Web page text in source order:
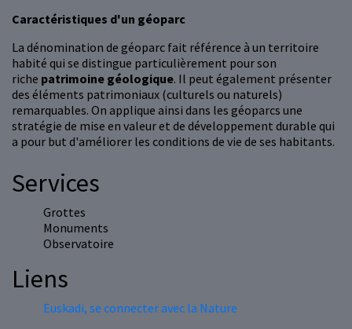
Caractéristiques d'un géoparc
La dénomination de géoparc fait référence à un territoire
habité qui se distingue particulièrement pour son
riche patrimoine géologique. Il peut également présenter
des éléments patrimoniaux (culturels ou naturels)
remarquables. On applique ainsi dans les géoparcs une
stratégie de mise en valeur et de développement durable qui
a pour but d'améliorer les conditions de vie de ses habitants.
Services
Grottes
Monuments
Observatoire
Liens
Euskadi, se connecter avec la Nature